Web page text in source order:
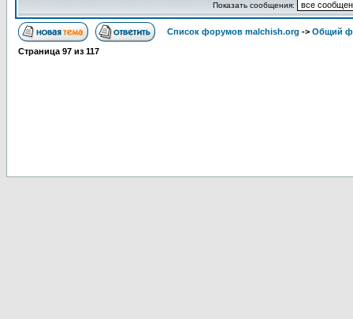
Показать сообщения:
Список форумов malchish.org -> Общий
Страница 97 из 117